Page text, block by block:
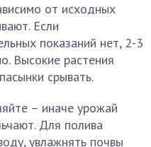
от исходных
Если
показаний нет, 2-3
Высокие растения
срывать.
– иначе урожай
Для полива
увлажнять почвы